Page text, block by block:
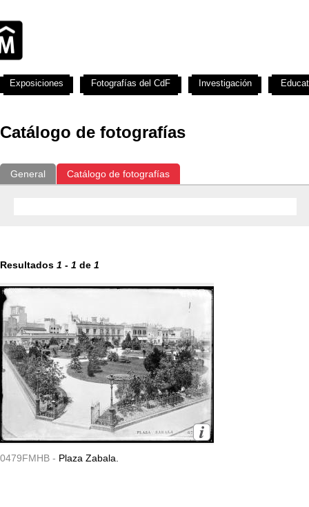
Catálogo de fotografías
General Catálogo de fotografías
Resultados 1 - 1 de 1
0479FMHB - Plaza Zabala.
Exposiciones Fotografías del CdF Investigación